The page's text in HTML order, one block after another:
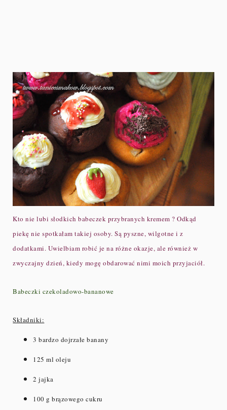
Kto nie lubi słodkich babeczek przybranych kremem ? Odkąd
piekę nie spotkałam takiej osoby. Są pyszne, wilgotne i z
dodatkami. Uwielbiam robić je na różne okazje, ale również w
zwyczajny dzień, kiedy mogę obdarować nimi moich przyjaciół.
Babeczki czekoladowo-bananowe
Składniki:
3 bardzo dojrzałe banany
125 ml oleju
2 jajka
100 g brązowego cukru